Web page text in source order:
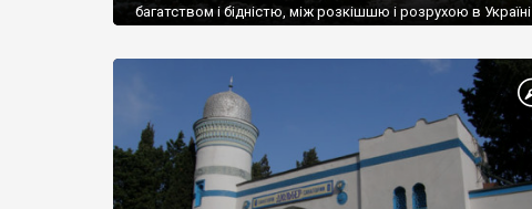
багатством і бідністю, між розкішшю і розрухою в Україні